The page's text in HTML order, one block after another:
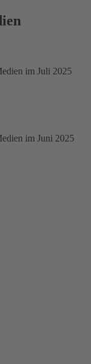
im Juli 2025
im Juni 2025